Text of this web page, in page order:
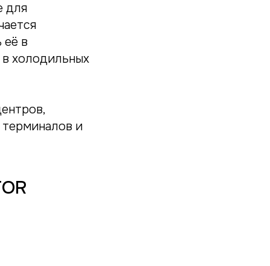
для
её в
холодильных
и